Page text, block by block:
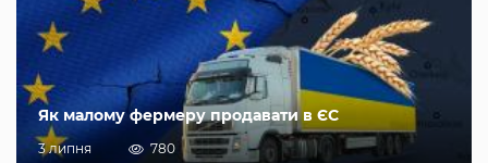
Як малому фермеру продавати в ЄС
3 липня 780